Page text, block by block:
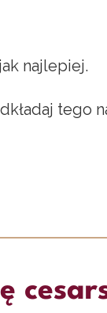
najlepiej.
tego